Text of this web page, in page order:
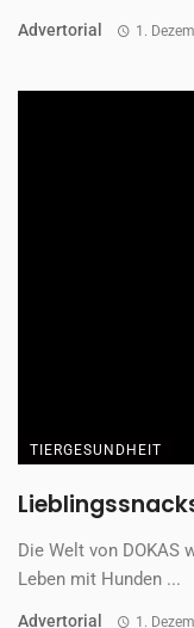
Advertorial 1.
TIERGESUNDHEIT
Die Welt von DOKAS
Leben mit Hunden ...
Advertorial 1.